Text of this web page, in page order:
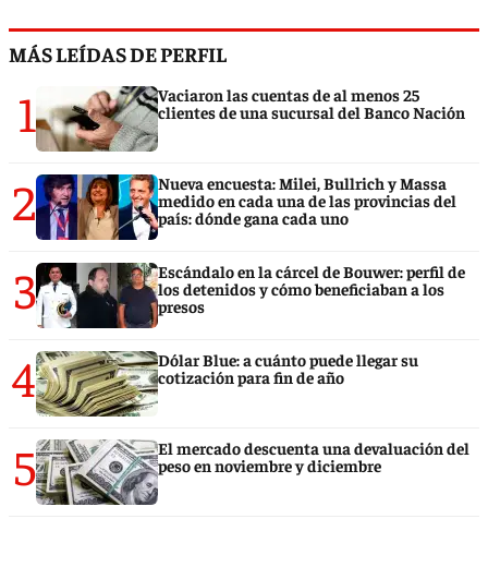
MÁS LEÍDAS DE PERFIL
1
Vaciaron las cuentas de al menos 25
clientes de una sucursal del Banco Nación
2
Nueva encuesta: Milei, Bullrich y Massa
medido en cada una de las provincias del
país: dónde gana cada uno
3
Escándalo en la cárcel de Bouwer: perfil de
los detenidos y cómo beneficiaban a los
presos
4
Dólar Blue: a cuánto puede llegar su
cotización para fin de año
5
El mercado descuenta una devaluación del
peso en noviembre y diciembre